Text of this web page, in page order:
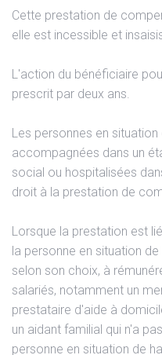
Cette prestation de
elle est incessible et
L'action du bénéficiaire
prescrit par deux ans.
Les personnes en
accompagnées dans un
social ou hospitalisées
droit à la prestation de
Lorsque la prestation est
la personne en situation
selon son choix, à
salariés, notamment un
prestataire d'aide à
un aidant familial qui n'a
personne en situation de